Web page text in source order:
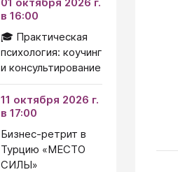
в 16:00
🎓 Практическая
психология: коучинг
и консультирование
11 октября 2026 г.
в 17:00
Бизнес-ретрит в
Турцию «МЕСТО
СИЛЫ»